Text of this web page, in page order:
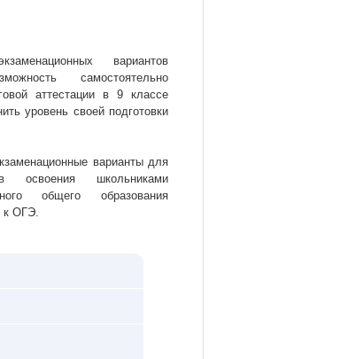
вариантов
самостоятельно
аттестации в 9 классе
уровень своей подготовки
варианты для
освоения школьниками
общего образования
к ОГЭ.